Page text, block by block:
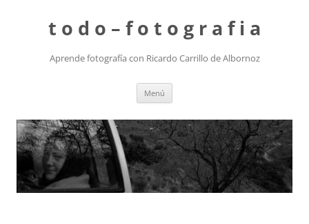
t o d o – f o t o g r a f i a
Aprende fotografía con Ricardo Carrillo de Albornoz
Menú